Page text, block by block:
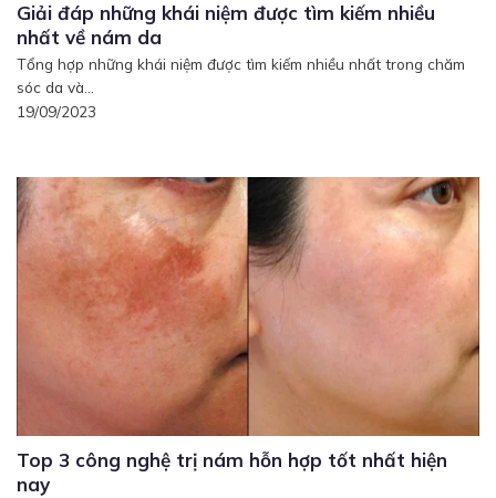
Giải đáp những khái niệm được tìm kiếm nhiều
nhất về nám da
Tổng hợp những khái niệm được tìm kiếm nhiều nhất trong chăm
sóc da và...
19/09/2023
Top 3 công nghệ trị nám hỗn hợp tốt nhất hiện
nay